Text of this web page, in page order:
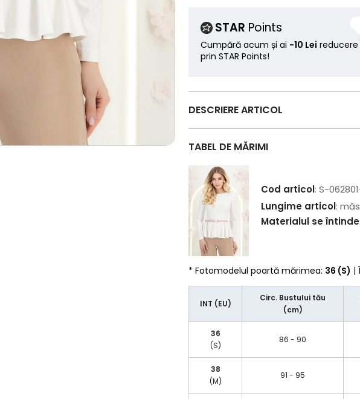
STAR Points
Cumpără acum și ai -10 Lei
prin STAR Points!
DESCRIERE ARTICOL
TABEL DE MĂRIMI
Cod articol: S-
Lungime articol:
Materialul se întinde
* Fotomodelul poartă mărimea: 36 (S) |
INT (EU)
Circ. Bustului tău
(cm)
36
(S)
86 - 90
38
(M)
91 - 95